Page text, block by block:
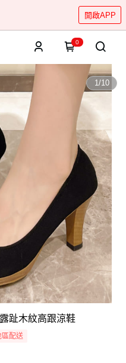
開啟APP
0
1/10
趾木紋高跟涼鞋
區配送